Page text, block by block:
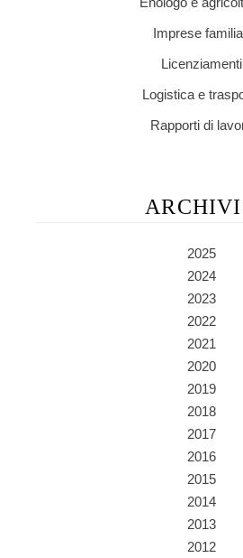
Imprese
Licenziamenti
Logistica e
Rapporti di
2025
2024
2023
2022
2021
2020
2019
2018
2017
2016
2015
2014
2013
2012